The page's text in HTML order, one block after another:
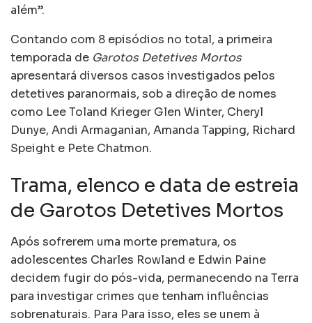
além”.
Contando com 8 episódios no total, a primeira
temporada de Garotos Detetives Mortos
apresentará diversos casos investigados pelos
detetives paranormais, sob a direção de nomes
como Lee Toland Krieger Glen Winter, Cheryl
Dunye, Andi Armaganian, Amanda Tapping, Richard
Speight e Pete Chatmon.
Trama, elenco e data de estreia
de Garotos Detetives Mortos
Após sofrerem uma morte prematura, os
adolescentes Charles Rowland e Edwin Paine
decidem fugir do pós-vida, permanecendo na Terra
para investigar crimes que tenham influências
sobrenaturais. Para Para isso, eles se unem à